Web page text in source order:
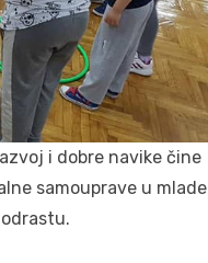
i dobre navike čine
samouprave u mlade